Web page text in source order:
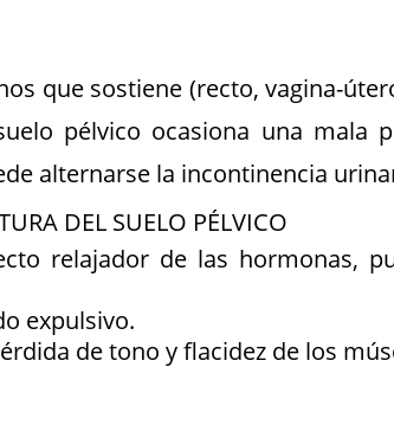
que sostiene (recto, vagina-
pélvico ocasiona una mala
alternarse la incontinencia
DEL SUELO PÉLVICO
relajador de las hormonas,
expulsivo.
de tono y flacidez de los